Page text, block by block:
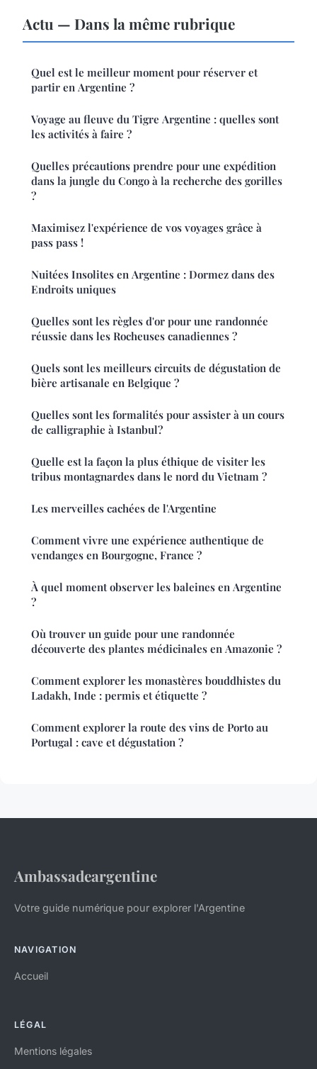
Actu — Dans la même rubrique
Quel est le meilleur moment pour réserver et
partir en Argentine ?
Voyage au fleuve du Tigre Argentine : quelles sont
les activités à faire ?
Quelles précautions prendre pour une expédition
dans la jungle du Congo à la recherche des gorilles
?
Maximisez l'expérience de vos voyages grâce à
pass pass !
Nuitées Insolites en Argentine : Dormez dans des
Endroits uniques
Quelles sont les règles d'or pour une randonnée
réussie dans les Rocheuses canadiennes ?
Quels sont les meilleurs circuits de dégustation de
bière artisanale en Belgique ?
Quelles sont les formalités pour assister à un cours
de calligraphie à Istanbul?
Quelle est la façon la plus éthique de visiter les
tribus montagnardes dans le nord du Vietnam ?
Les merveilles cachées de l'Argentine
Comment vivre une expérience authentique de
vendanges en Bourgogne, France ?
À quel moment observer les baleines en Argentine
?
Où trouver un guide pour une randonnée
découverte des plantes médicinales en Amazonie ?
Comment explorer les monastères bouddhistes du
Ladakh, Inde : permis et étiquette ?
Comment explorer la route des vins de Porto au
Portugal : cave et dégustation ?
Ambassadeargentine
Votre guide numérique pour explorer l'Argentine
NAVIGATION
Accueil
LÉGAL
Mentions légales